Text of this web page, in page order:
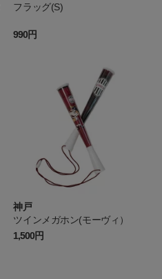
フラッグ(S)
990円
神戸
ツインメガホン(モーヴィ）
1,500円